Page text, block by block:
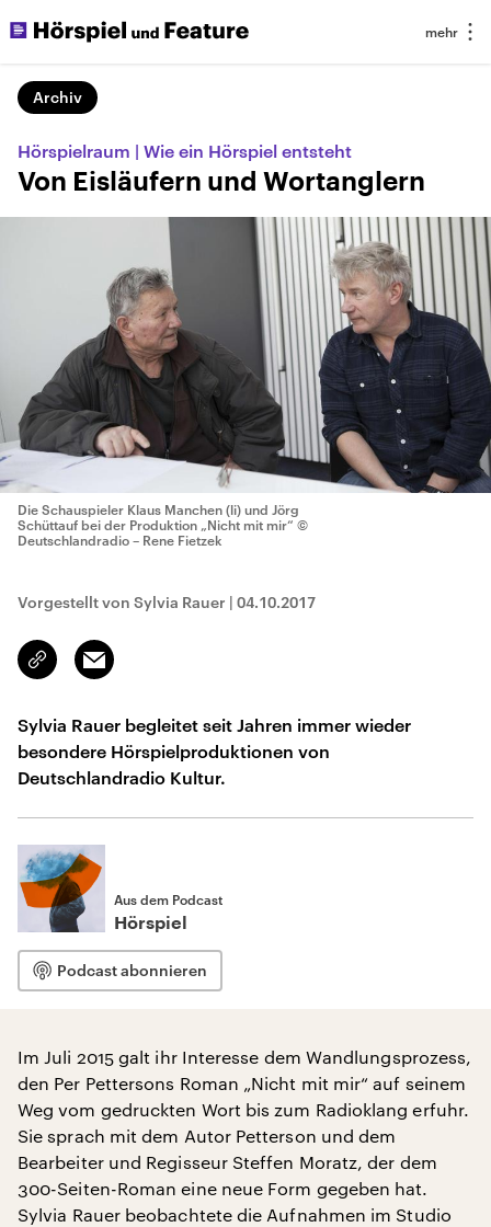
Archiv
Hörspielraum | Wie ein Hörspiel entsteht
Von Eisläufern und Wortanglern
Die Schauspieler Klaus Manchen (li) und Jörg
Schüttauf bei der Produktion „Nicht mit mir“ ©
Deutschlandradio – Rene Fietzek
Vorgestellt von Sylvia Rauer | 04.10.2017
Link
kopieren/teilen
Email
Sylvia Rauer begleitet seit Jahren immer wieder
besondere Hörspielproduktionen von
Deutschlandradio Kultur.
Aus dem Podcast
Hörspiel
Podcast abonnieren
Im Juli 2015 galt ihr Interesse dem Wandlungsprozess,
den Per Pettersons Roman „Nicht mit mir“ auf seinem
Weg vom gedruckten Wort bis zum Radioklang erfuhr.
Sie sprach mit dem Autor Petterson und dem
Bearbeiter und Regisseur Steffen Moratz, der dem
300-Seiten-Roman eine neue Form gegeben hat.
Sylvia Rauer beobachtete die Aufnahmen im Studio